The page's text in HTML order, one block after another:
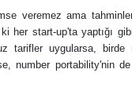
veremez ama
her start-up'ta yaptığı
tarifler uygularsa, birde
number portability'nin